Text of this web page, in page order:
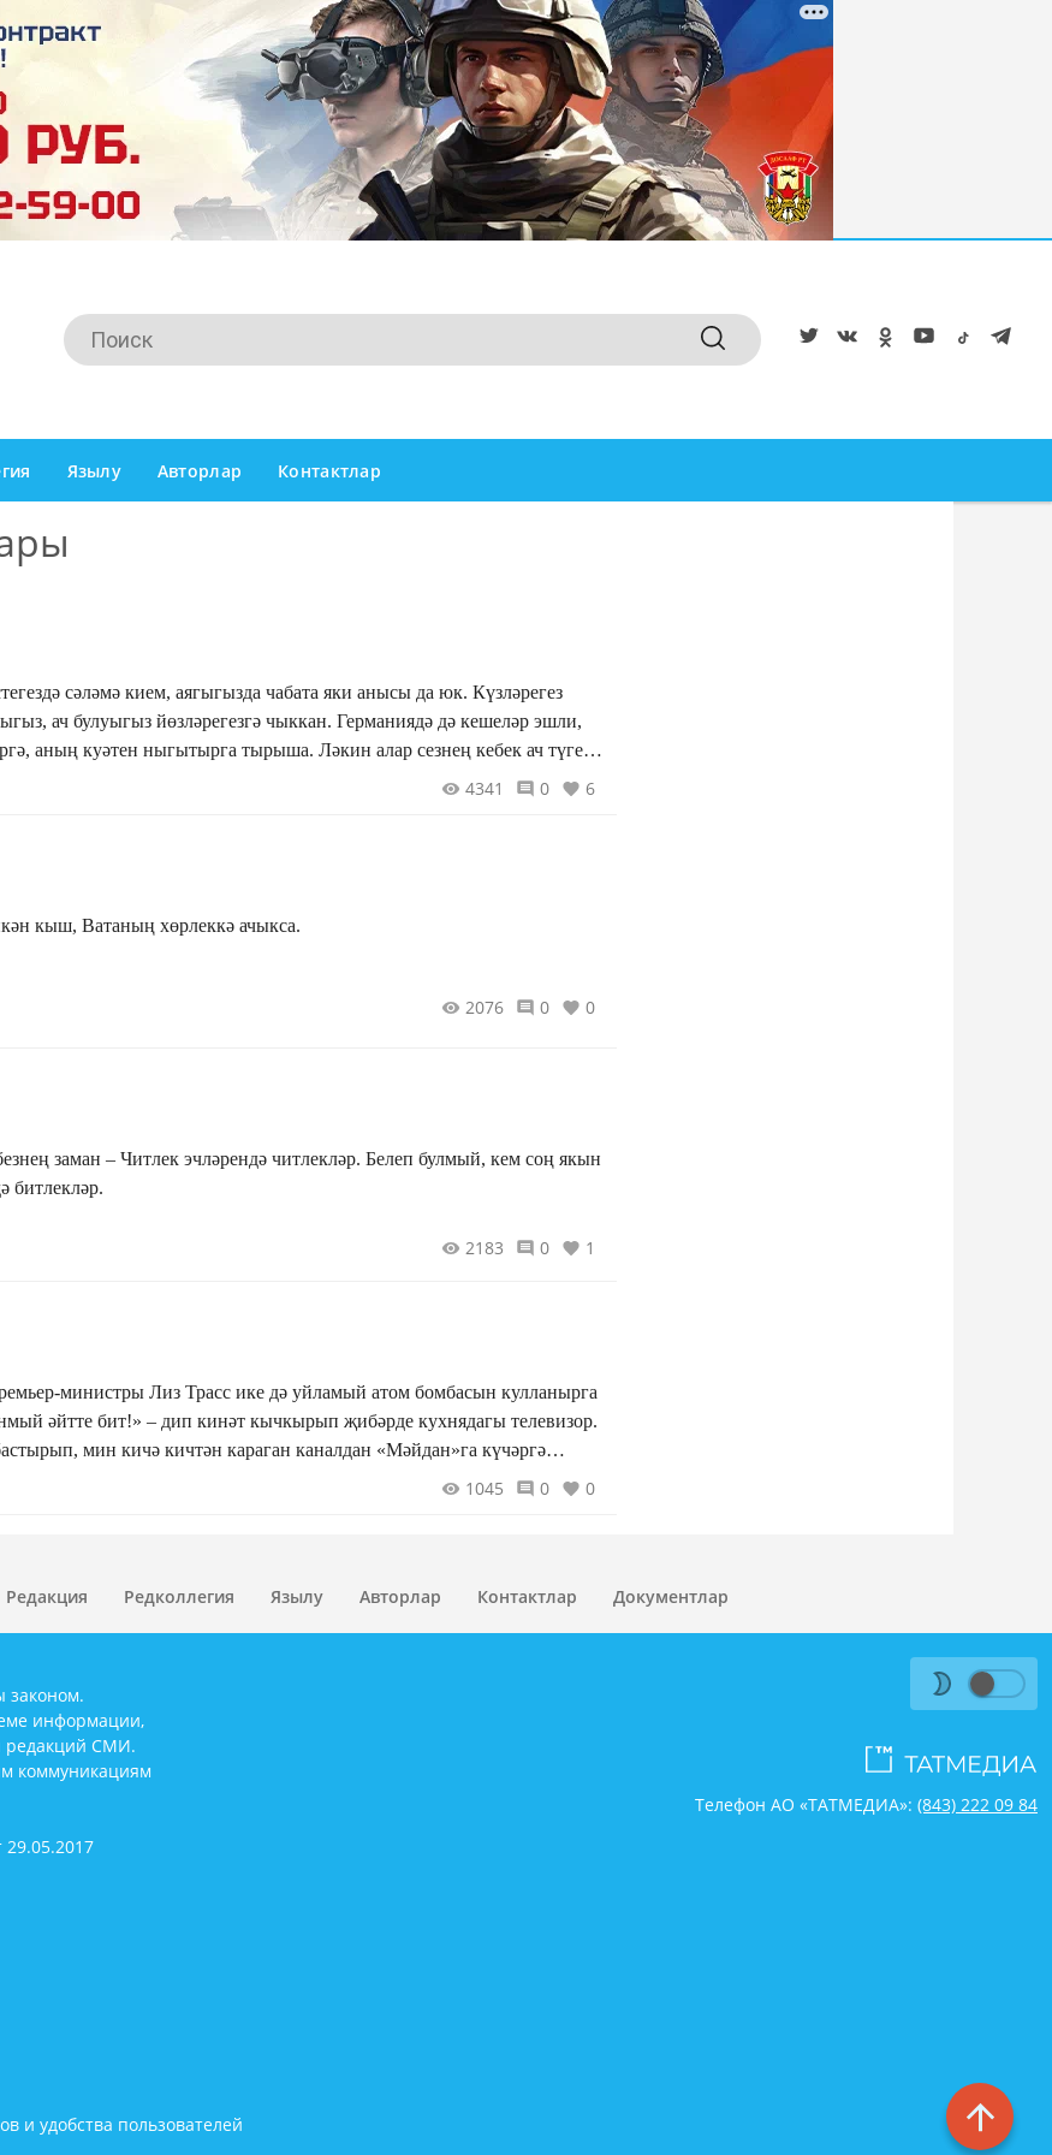
Язылу Авторлар Контактлар
сәләмә кием, аягыгызда чабата яки анысы да юк. Күзләрегез
йөзләрегезгә чыккан. Германиядә дә кешеләр эшли,
сезнең кебек ач түгел.
ашый. Алар күзне сөендерерлек матур, зур һәм уңайлы йортларда
4341 0 6
...Һай, озын, йончыткыч икән кыш, Ватаның хөрлеккә ачыкса.
2076 0 0
Белеп булмый, кем соң якын
битлекләр.
2183 0 1
министры Лиз Трасс ике дә уйламый атом бомбасын кулланырга
әйтте бит!» – дип кинәт кычкырып җибәрде кухнядагы телевизор.
мин кичә кичтән караган каналдан «Мәйдан»га күчәргә
«Киек каз юллары» бер иртә эчендә икенче тапкыр ыргылып
1045 0 0
Редакция Редколлегия Язылу Авторлар Контактлар Документлар
информации,
редакций СМИ.
коммуникациям
и удобства пользователей
Телефон АО «ТАТМЕДИА»: (843) 222 09 84